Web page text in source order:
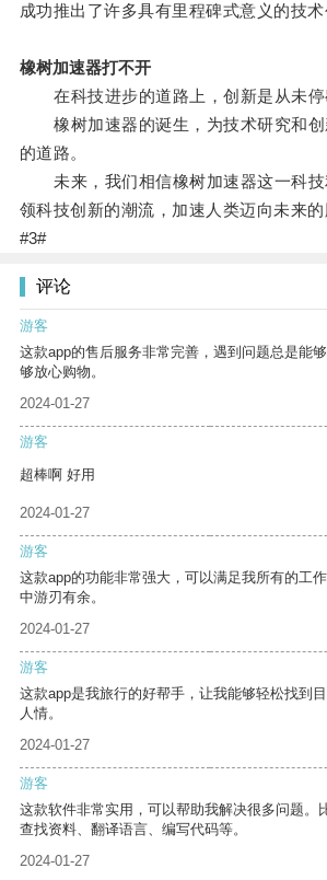
成功推出了许多具有里程碑式意义的技术
橡树加速器打不开
在科技进步的道路上，创新是从未停
橡树加速器的诞生，为技术研究和创
的道路。
未来，我们相信橡树加速器这一科技
领科技创新的潮流，加速人类迈向未来的
#3#
评论
游客
这款app的售后服务非常完善，遇到问题总是能
够放心购物。
2024-01-27
游客
超棒啊 好用
2024-01-27
游客
这款app的功能非常强大，可以满足我所有的工
中游刃有余。
2024-01-27
游客
这款app是我旅行的好帮手，让我能够轻松找到
人情。
2024-01-27
游客
这款软件非常实用，可以帮助我解决很多问题。
查找资料、翻译语言、编写代码等。
2024-01-27